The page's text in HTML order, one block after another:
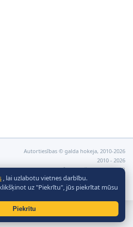
Autortiesības © galda hokeja, 2010-2026
2010 - 2026
Разработка сайта -Site in TOP
, lai uzlabotu vietnes darbību.
uz "Piekrītu", jūs piekrītat mūsu
Piekrītu